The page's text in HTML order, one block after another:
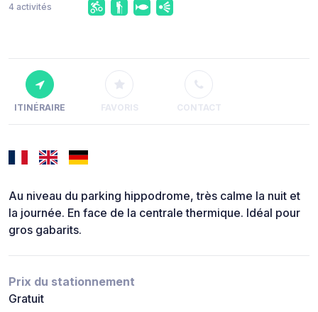
4 activités
ITINÉRAIRE FAVORIS CONTACT
Au niveau du parking hippodrome, très calme la nuit et
la journée. En face de la centrale thermique. Idéal pour
gros gabarits.
Prix du stationnement
Gratuit